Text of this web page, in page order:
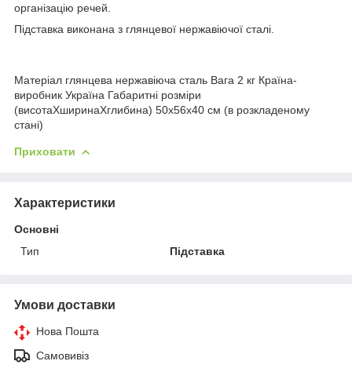
організацію речей.
Підставка виконана з глянцевої нержавіючої сталі.
Матеріал глянцева нержавіюча сталь Вага 2 кг Країна-
виробник Україна Габаритні розміри
(висотаХширинаХглибина) 50х56х40 см (в розкладеному
стані)
Приховати
Характеристики
Основні
Тип
Підставка
Умови доставки
Нова Пошта
Самовивіз